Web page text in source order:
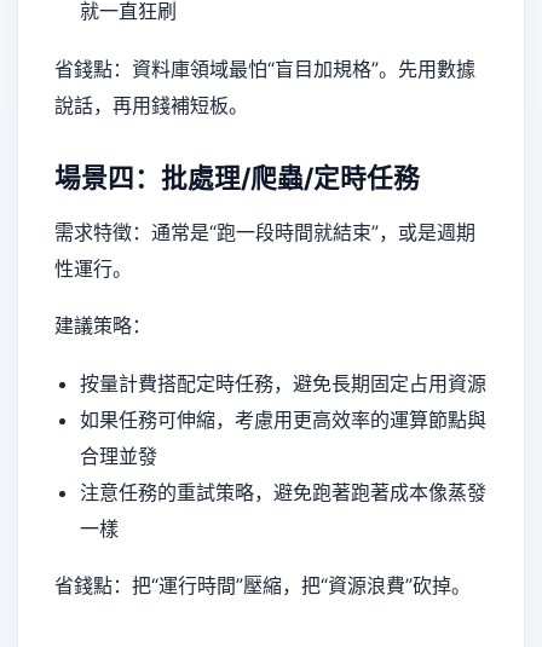
就一直狂刷
省錢點：資料庫領域最怕“盲目加規格”。先用數據
說話，再用錢補短板。
場景四：批處理/爬蟲/定時任務
需求特徵：通常是“跑一段時間就結束”，或是週期
性運行。
建議策略：
按量計費搭配定時任務，避免長期固定占用資源
如果任務可伸縮，考慮用更高效率的運算節點與
合理並發
注意任務的重試策略，避免跑著跑著成本像蒸發
一樣
省錢點：把“運行時間”壓縮，把“資源浪費”砍掉。